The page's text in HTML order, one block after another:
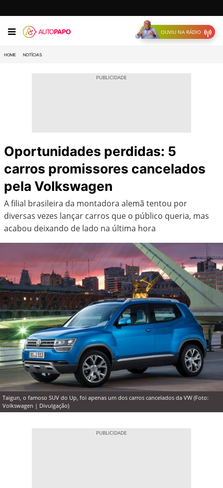
OUVIU NA RÁDIO
HOME NOTÍCIAS
Oportunidades perdidas: 5
carros promissores cancelados
pela Volkswagen
A filial brasileira da montadora alemã tentou por
diversas vezes lançar carros que o público queria, mas
acabou deixando de lado na última hora
Taigun, o famoso SUV do Up, foi apenas um dos carros cancelados da VW (Foto:
Volkswagen | Divulgação)